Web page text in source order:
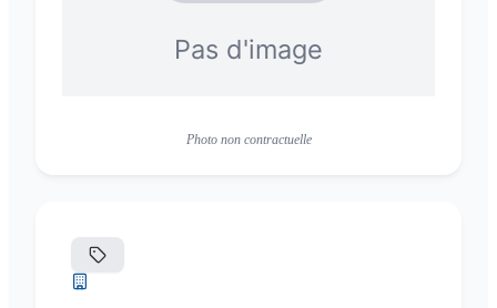
Photo non contractuelle